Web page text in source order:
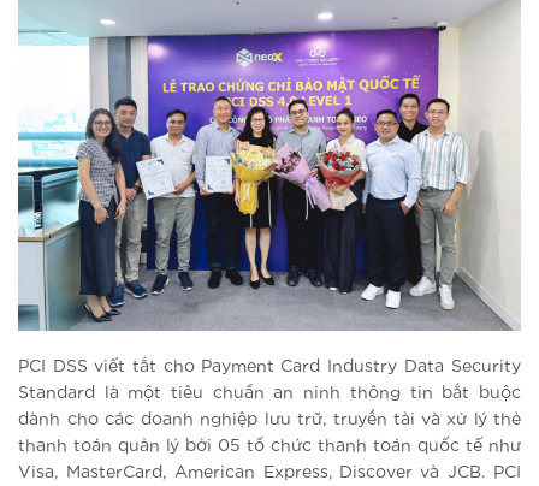
PCI DSS viết tắt cho Payment Card Industry Data Security
Standard là một tiêu chuẩn an ninh thông tin bắt buộc
dành cho các doanh nghiệp lưu trữ, truyền tải và xử lý thẻ
thanh toán quản lý bởi 05 tổ chức thanh toán quốc tế như
Visa, MasterCard, American Express, Discover và JCB. PCI